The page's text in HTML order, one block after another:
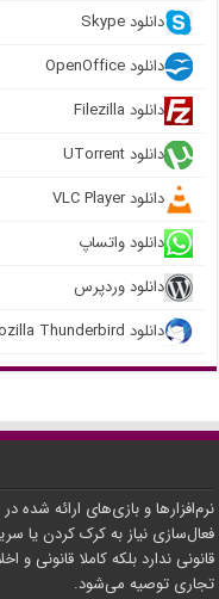
دانلود Skype
دانلود OpenOffice
دانلود Filezilla
دانلود UTorrent
دانلود VLC Player
دانلود واتساپ
دانلود وردپرس
دانلود Mozilla Thunderbird
نرم‌افزارها و بازی‌های ارائه شده
فعال‌سازی نیاز به کرک کردن یا
قانونی ندارد بلکه کاملا قانونی و
تجاری توصیه می‌شود.